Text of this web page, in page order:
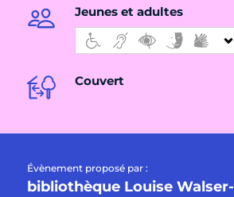
Jeunes et adultes
Couvert
Évènement proposé par :
bibliothèque Louise Walser-